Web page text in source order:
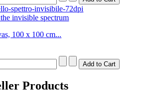
invisible spectrum
100 x 100 cm...
Products